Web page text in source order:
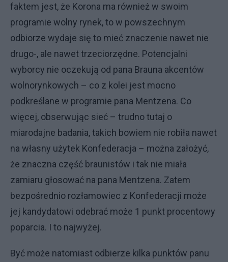
faktem jest, że Korona ma również w swoim
programie wolny rynek, to w powszechnym
odbiorze wydaje się to mieć znaczenie nawet nie
drugo-, ale nawet trzeciorzędne. Potencjalni
wyborcy nie oczekują od pana Brauna akcentów
wolnorynkowych – co z kolei jest mocno
podkreślane w programie pana Mentzena. Co
więcej, obserwując sieć – trudno tutaj o
miarodajne badania, takich bowiem nie robiła nawet
na własny użytek Konfederacja – można założyć,
że znaczna część braunistów i tak nie miała
zamiaru głosować na pana Mentzena. Zatem
bezpośrednio rozłamowiec z Konfederacji może
jej kandydatowi odebrać może 1 punkt procentowy
poparcia. I to najwyżej.
Być może natomiast odbierze kilka punktów panu